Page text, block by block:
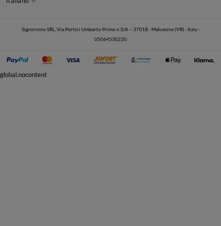
Signorvino SRL, Via Portici Umberto Primo n.5/A – 37018 - Malcesine (VR) - Italy -
05064530230
global.nocontent